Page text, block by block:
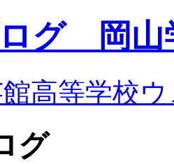
グ 岡山
高等学校
グ